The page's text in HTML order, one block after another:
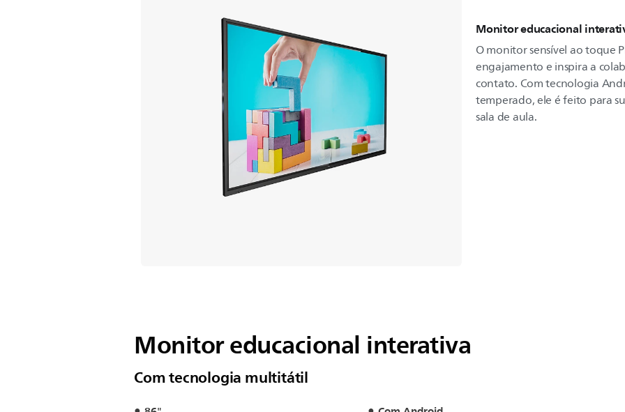
Monitor educacional
O monitor sensível ao toque
engajamento e inspira a
contato. Com tecnologia
temperado, ele é feito para
sala de aula.
Monitor educacional interativa
Com tecnologia multitátil